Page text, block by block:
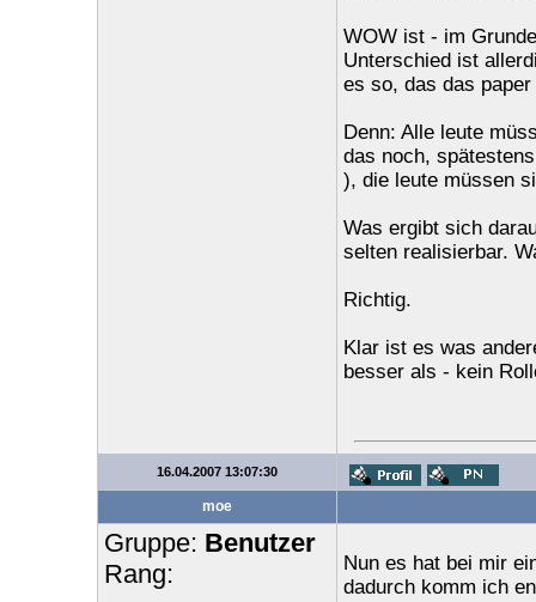
WOW ist - im
Unterschied ist
es so, das das
Denn: Alle leute
das noch,
), die leute müssen
Was ergibt sich
selten realisierbar.
Richtig.
Klar ist es was
besser als - kein
16.04.2007 13:07:30
moe
Gruppe: Benutzer
Rang:
Nun es hat bei mir
dadurch komm ich